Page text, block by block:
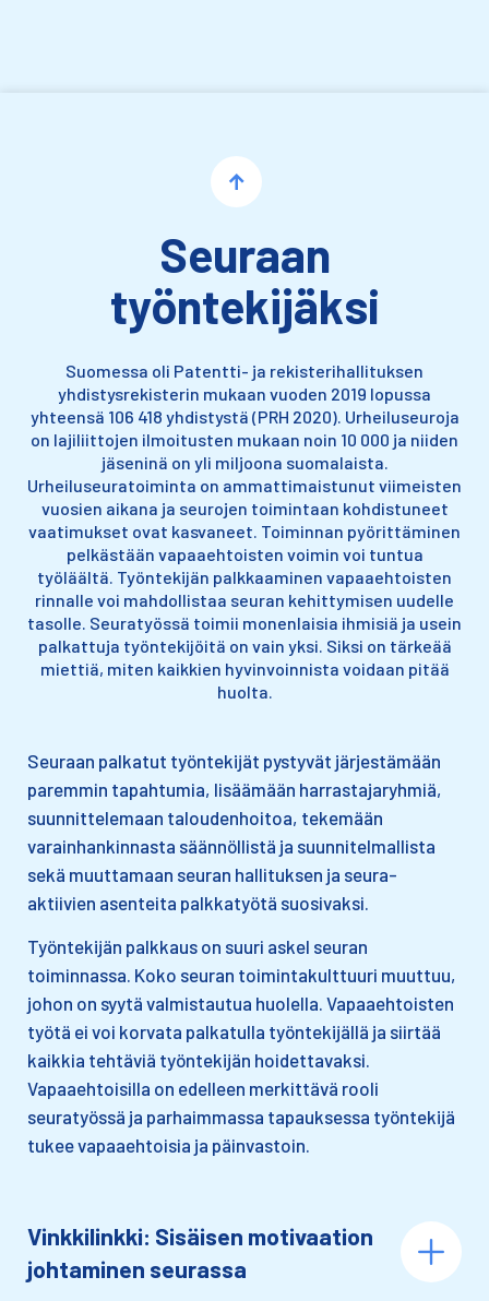
Seuraan
työntekijäksi
Suomessa oli Patentti- ja rekisterihallituksen
yhdistysrekisterin mukaan vuoden 2019 lopussa
yhteensä 106 418 yhdistystä (PRH 2020). Urheiluseuroja
on lajiliittojen ilmoitusten mukaan noin 10 000 ja niiden
jäseninä on yli miljoona suomalaista.
Urheiluseuratoiminta on ammattimaistunut viimeisten
vuosien aikana ja seurojen toimintaan kohdistuneet
vaatimukset ovat kasvaneet. Toiminnan pyörittäminen
pelkästään vapaaehtoisten voimin voi tuntua
työläältä. Työntekijän palkkaaminen vapaaehtoisten
rinnalle voi mahdollistaa seuran kehittymisen uudelle
tasolle. Seuratyössä toimii monenlaisia ihmisiä ja usein
palkattuja työntekijöitä on vain yksi. Siksi on tärkeää
miettiä, miten kaikkien hyvinvoinnista voidaan pitää
huolta.
Seuraan palkatut työntekijät pystyvät järjestämään
paremmin tapahtumia, lisäämään harrastajaryhmiä,
suunnittelemaan taloudenhoitoa, tekemään
varainhankinnasta säännöllistä ja suunnitelmallista
sekä muuttamaan seuran hallituksen ja seura-
aktiivien asenteita palkkatyötä suosivaksi.
Työntekijän palkkaus on suuri askel seuran
toiminnassa. Koko seuran toimintakulttuuri muuttuu,
johon on syytä valmistautua huolella. Vapaaehtoisten
työtä ei voi korvata palkatulla työntekijällä ja siirtää
kaikkia tehtäviä työntekijän hoidettavaksi.
Vapaaehtoisilla on edelleen merkittävä rooli
seuratyössä ja parhaimmassa tapauksessa työntekijä
tukee vapaaehtoisia ja päinvastoin.
Vinkkilinkki: Sisäisen motivaation
johtaminen seurassa